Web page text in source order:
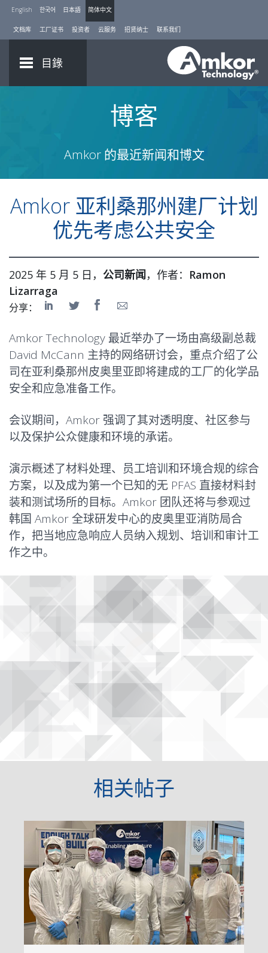
English 한국어 日本語 简体中文
文档库 工厂证书 投资者 云服务 招贤纳士 联系我们
目錄
博客
Amkor 的最近新闻和博文
Amkor 亚利桑那州建厂计划
优先考虑公共安全
2025 年 5 月 5 日， 公司新闻，作者： Ramon
Lizarraga
分享：
Amkor Technology 最近举办了一场由高级副总裁
David McCann 主持的网络研讨会，重点介绍了公
司在亚利桑那州皮奥里亚即将建成的工厂的化学品
安全和应急准备工作。
会议期间，Amkor 强调了其对透明度、社区参与
以及保护公众健康和环境的承诺。
演示概述了材料处理、员工培训和环境合规的综合
方案，以及成为第一个已知的无 PFAS 直接材料封
装和测试场所的目标。Amkor 团队还将与参观过
韩国 Amkor 全球研发中心的皮奥里亚消防局合
作，把当地应急响应人员纳入规划、培训和审计工
作之中。
相关帖子